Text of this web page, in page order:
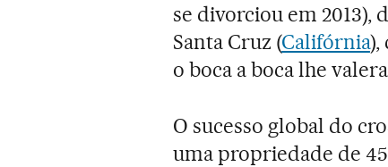
se divorciou em 2013),
Santa Cruz (Califórnia),
o boca a boca lhe
O sucesso global do
uma propriedade de